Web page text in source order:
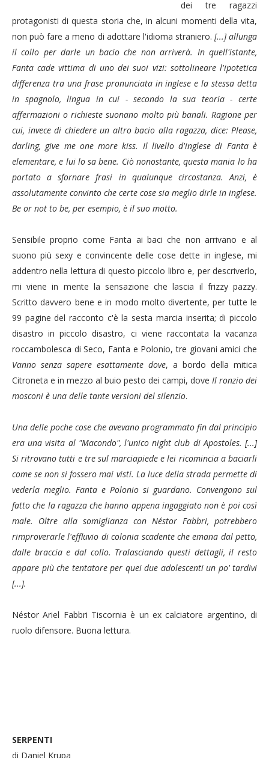
dei tre ragazzi
protagonisti di questa storia che, in alcuni momenti della vita,
non può fare a meno di adottare l'idioma straniero. [...] allunga
il collo per darle un bacio che non arriverà. In quell'istante,
Fanta cade vittima di uno dei suoi vizi: sottolineare l'ipotetica
differenza tra una frase pronunciata in inglese e la stessa detta
in spagnolo, lingua in cui - secondo la sua teoria - certe
affermazioni o richieste suonano molto più banali. Ragione per
cui, invece di chiedere un altro bacio alla ragazza, dice: Please,
darling, give me one more kiss. Il livello d'inglese di Fanta è
elementare, e lui lo sa bene. Ciò nonostante, questa mania lo ha
portato a sfornare frasi in qualunque circostanza. Anzi, è
assolutamente convinto che certe cose sia meglio dirle in inglese.
Be or not to be, per esempio, è il suo motto.
Sensibile proprio come Fanta ai baci che non arrivano e al
suono più sexy e convincente delle cose dette in inglese, mi
addentro nella lettura di questo piccolo libro e, per descriverlo,
mi viene in mente la sensazione che lascia il frizzy pazzy.
Scritto davvero bene e in modo molto divertente, per tutte le
99 pagine del racconto c'è la sesta marcia inserita; di piccolo
disastro in piccolo disastro, ci viene raccontata la vacanza
roccambolesca di Seco, Fanta e Polonio, tre giovani amici che
Vanno senza sapere esattamente dove, a bordo della mitica
Citroneta e in mezzo al buio pesto dei campi, dove Il ronzio dei
mosconi è una delle tante versioni del silenzio.
Una delle poche cose che avevano programmato fin dal principio
era una visita al "Macondo", l'unico night club di Apostoles. [...]
Si ritrovano tutti e tre sul marciapiede e lei ricomincia a baciarli
come se non si fossero mai visti. La luce della strada permette di
vederla meglio. Fanta e Polonio si guardano. Convengono sul
fatto che la ragazza che hanno appena ingaggiato non è poi così
male. Oltre alla somiglianza con Néstor Fabbri, potrebbero
rimproverarle l'effluvio di colonia scadente che emana dal petto,
dalle braccia e dal collo. Tralasciando questi dettagli, il resto
appare più che tentatore per quei due adolescenti un po' tardivi
[...].
Néstor Ariel Fabbri Tiscornia è un ex calciatore argentino, di
ruolo difensore. Buona lettura.
SERPENTI
di Daniel Krupa